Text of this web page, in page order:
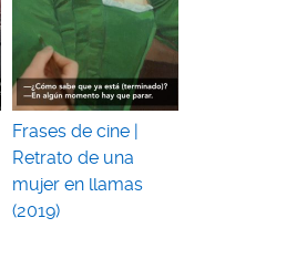
Frases de cine |
Retrato de una
mujer en llamas
(2019)